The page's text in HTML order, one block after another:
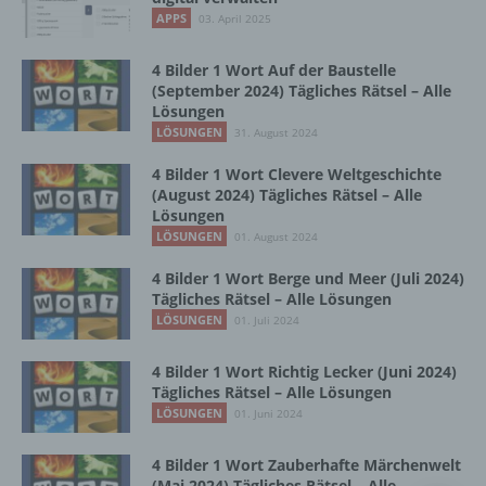
APPS 03. April 2025
4 Bilder 1 Wort Auf der Baustelle
(September 2024) Tägliches Rätsel – Alle
Lösungen
LÖSUNGEN 31. August 2024
4 Bilder 1 Wort Clevere Weltgeschichte
(August 2024) Tägliches Rätsel – Alle
Lösungen
LÖSUNGEN 01. August 2024
4 Bilder 1 Wort Berge und Meer (Juli 2024)
Tägliches Rätsel – Alle Lösungen
LÖSUNGEN 01. Juli 2024
4 Bilder 1 Wort Richtig Lecker (Juni 2024)
Tägliches Rätsel – Alle Lösungen
LÖSUNGEN 01. Juni 2024
4 Bilder 1 Wort Zauberhafte Märchenwelt
Zusammenhang mit personenbezogenen
Organisation, das Ordnen, die Speicherung,
die Anpassung oder Veränderung, das
Auslesen, das Abfragen, die Verwendung,
die Offenlegung durch Übermittlung,
Bereitstellung, den Abgleich oder die
Verknüpfung, die Einschränkung, das
Löschen oder die Vernichtung.
d) Einschränkung der Verarbeitung
Einschränkung der Verarbeitung ist die
Markierung gespeicherter
personenbezogener Daten mit dem Ziel, ihre
künftige Verarbeitung einzuschränken.
e) Profiling